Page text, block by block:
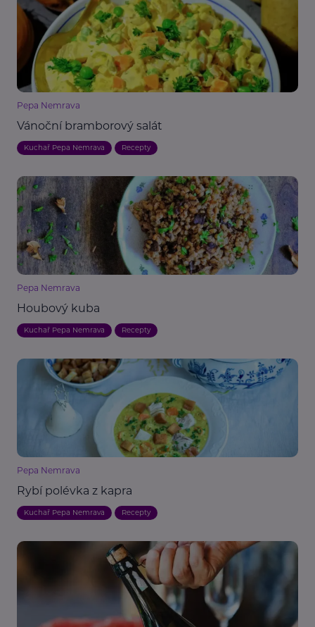
Pepa Nemrava
Vánoční bramborový salát
Kuchař Pepa Nemrava Recepty
Pepa Nemrava
Houbový kuba
Kuchař Pepa Nemrava Recepty
Pepa Nemrava
Rybí polévka z kapra
Kuchař Pepa Nemrava Recepty